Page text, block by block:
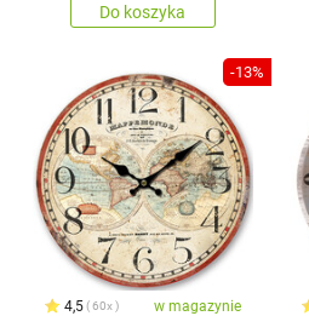
Do koszyka
-13%
4,5 60x w magazynie